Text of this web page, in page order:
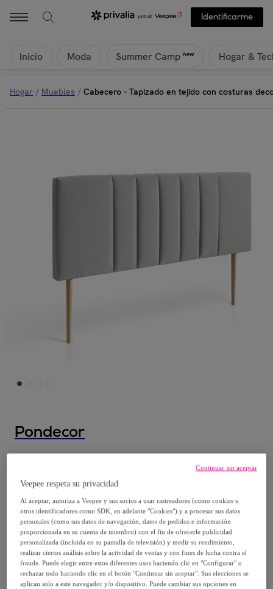
Identificarme
Inicio Moda Summer Camp new Hogar &
Hogar / Muebles / Cabecero – Tapizado en tejido con costuras
Pondecor
Cabecero – Tapizado en tejido con costuras
Modelo: Cabecero – Tapizado en tejido con
costuras decorativas
125,99 €
357,36 €
-64%
Veepee respeta su privacidad
Al aceptar, autoriza a Veepee y sus socios a usar rastreadores (como cookies u
otros identificadores como SDK, en adelante "Cookies") y a procesar sus datos
personales (como sus datos de navegación, datos de pedidos e información
proporcionada en su cuenta de miembro) con el fin de ofrecerle publicidad
personalizada (incluida en su pantalla de televisión) y medir su rendimiento,
realizar ciertos análisis sobre la actividad de ventas y con fines de lucha contra el
fraude. Puede elegir entre estos diferentes usos haciendo clic en "Configurar" o
rechazar todo haciendo clic en el botón "Continuar sin aceptar". Sus elecciones se
aplican solo a este navegador y/o dispositivo. Puede cambiar sus opciones en
Continuar sin aceptar